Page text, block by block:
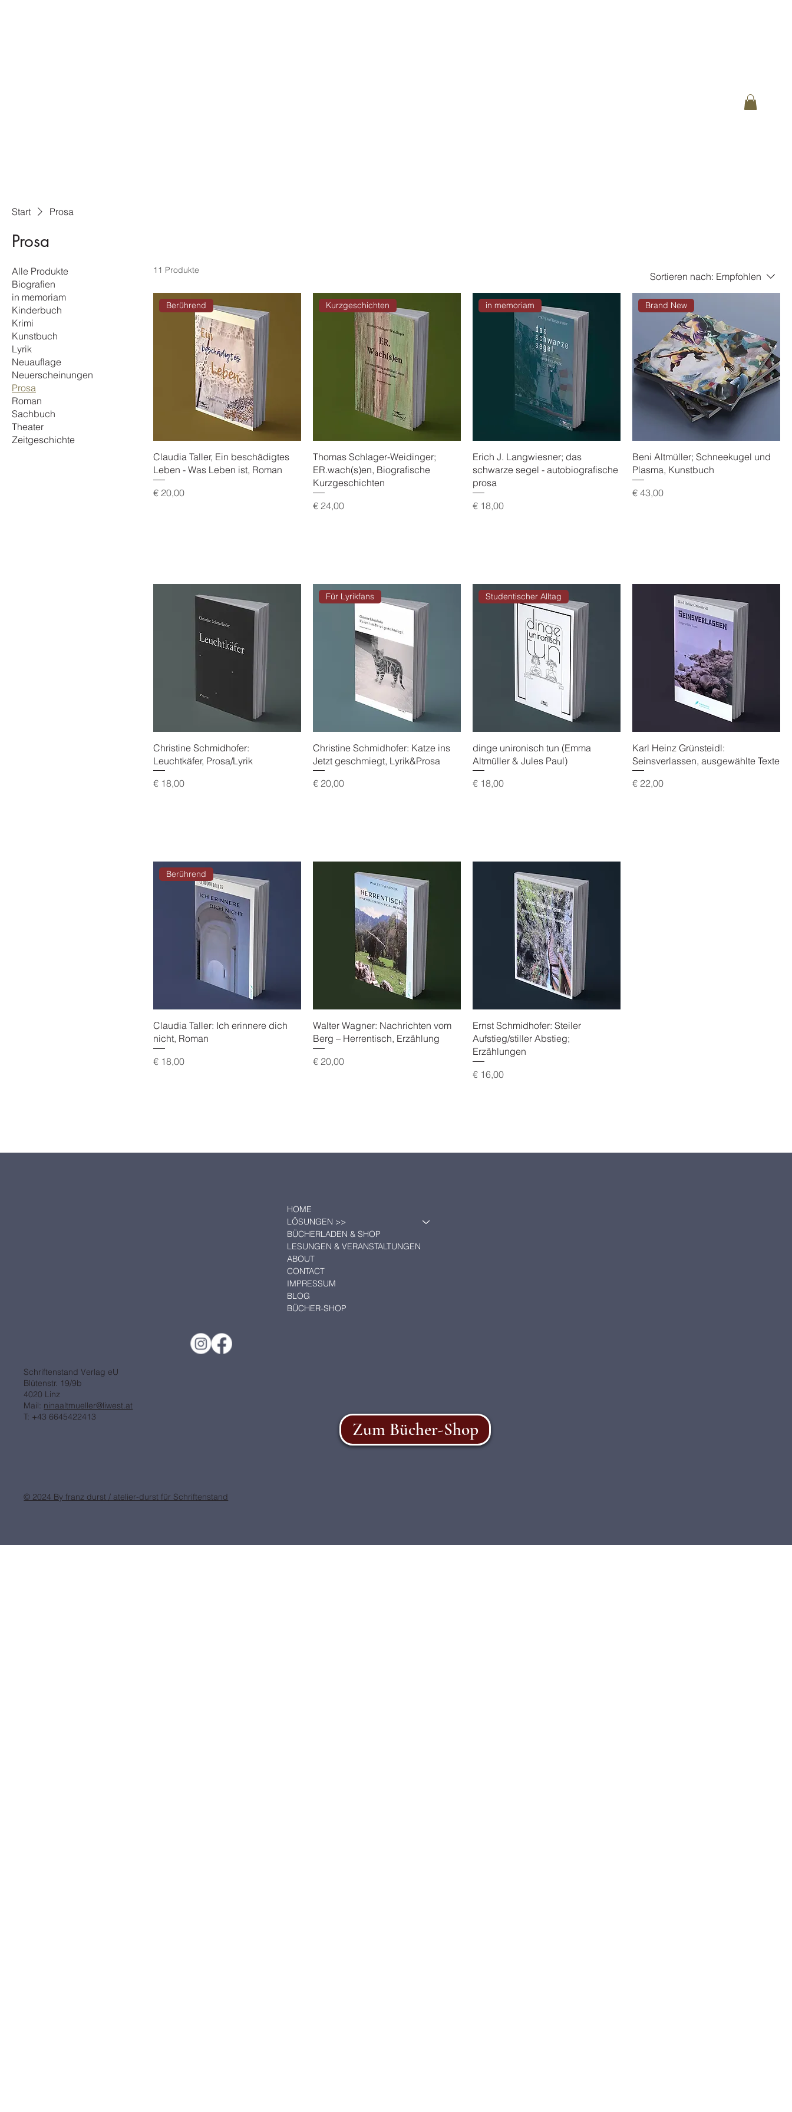
Start Prosa
Prosa
Alle Produkte
Biografien
in memoriam
Kinderbuch
Krimi
Kunstbuch
Lyrik
Neuauflage
Neuerscheinungen
Prosa
Roman
Sachbuch
Theater
Zeitgeschichte
11 Produkte
Sortieren nach: Empfohlen
Berührend
Claudia Taller, Ein beschädigtes
Leben - Was Leben ist, Roman
Preis
€ 20,00
Kurzgeschichten
Thomas Schlager-Weidinger;
ER.wach(s)en, Biografische
Kurzgeschichten
Preis
€ 24,00
in memoriam
Erich J. Langwiesner; das
schwarze segel - autobiografische
prosa
Preis
€ 18,00
Brand New
Beni Altmüller; Schneekugel und
Plasma, Kunstbuch
Preis
€ 43,00
Christine Schmidhofer:
Leuchtkäfer, Prosa/Lyrik
Preis
€ 18,00
Für Lyrikfans
Christine Schmidhofer: Katze ins
Jetzt geschmiegt, Lyrik&Prosa
Preis
€ 20,00
Studentischer Alltag
dinge unironisch tun (Emma
Altmüller & Jules Paul)
Preis
€ 18,00
Karl Heinz Grünsteidl:
Seinsverlassen, ausgewählte Texte
Preis
€ 22,00
Berührend
Claudia Taller: Ich erinnere dich
nicht, Roman
Preis
€ 18,00
Walter Wagner: Nachrichten vom
Berg – Herrentisch, Erzählung
Preis
€ 20,00
Ernst Schmidhofer: Steiler
Aufstieg/stiller Abstieg;
Erzählungen
Preis
€ 16,00
Schriftenstand Verlag eU
Blütenstr. 19/9b
4020 Linz
Mail: ninaaltmueller@liwest.at
T: +43 6645422413
© 2024 By franz durst / atelier-durst für Schriftenstand
HOME
LÖSUNGEN >>
BÜCHERLADEN & SHOP
LESUNGEN & VERANSTALTUNGEN
ABOUT
CONTACT
IMPRESSUM
BLOG
BÜCHER-SHOP
Zum Bücher-Shop